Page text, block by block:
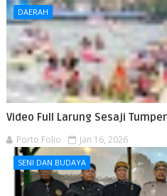
DAERAH
Video Full Larung Sesaji
Porto Folio Jan 16, 2026
SENI DAN BUDAYA